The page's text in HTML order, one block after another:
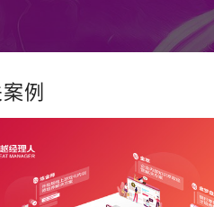
企业网站建设解决方案
例